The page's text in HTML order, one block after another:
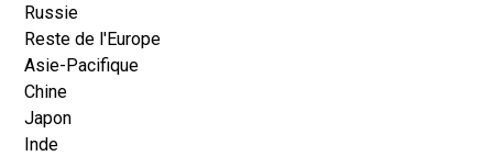
Russie
Reste de l'Europe
Asie-Pacifique
Chine
Japon
Inde